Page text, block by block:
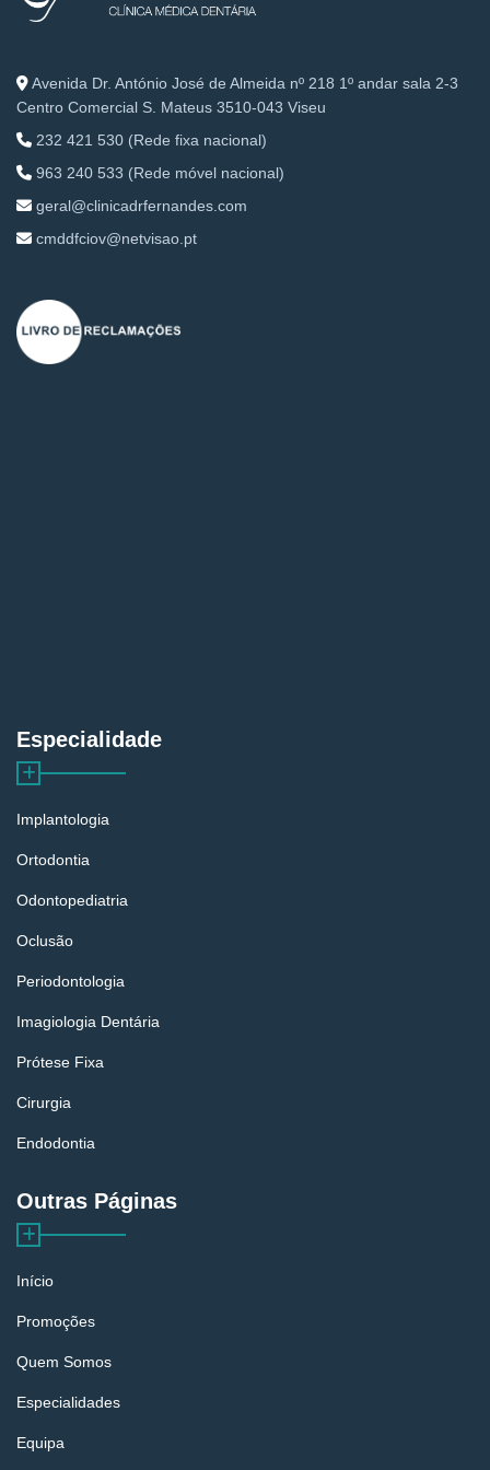
Avenida Dr. António José de Almeida nº 218 1º andar sala 2-3
Centro Comercial S. Mateus 3510-043 Viseu
232 421 530 (Rede fixa nacional)
963 240 533 (Rede móvel nacional)
geral@clinicadrfernandes.com
cmddfciov@netvisao.pt
Especialidade
Implantologia
Ortodontia
Odontopediatria
Oclusão
Periodontologia
Imagiologia Dentária
Prótese Fixa
Cirurgia
Endodontia
Outras Páginas
Início
Promoções
Quem Somos
Especialidades
Equipa